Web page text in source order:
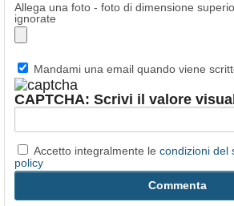
Allega una foto - foto di dimensione
ignorate
Mandami una email quando viene
CAPTCHA: Scrivi il valore
Accetto integralmente le condizioni del
policy